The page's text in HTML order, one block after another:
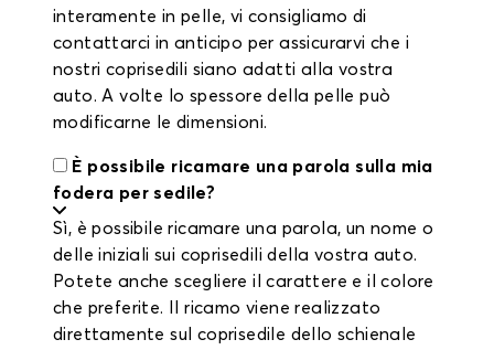
interamente in pelle, vi consigliamo di
contattarci in anticipo per assicurarvi che i
nostri coprisedili siano adatti alla vostra
auto. A volte lo spessore della pelle può
modificarne le dimensioni.
È possibile ricamare una parola sulla mia
fodera per sedile?
Sì, è possibile ricamare una parola, un nome o
delle iniziali sui coprisedili della vostra auto.
Potete anche scegliere il carattere e il colore
che preferite. Il ricamo viene realizzato
direttamente sul coprisedile dello schienale